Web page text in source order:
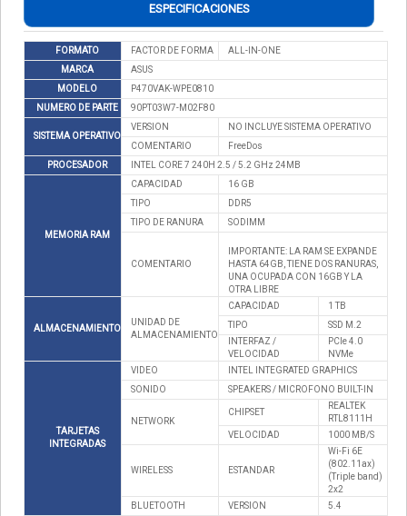
ESPECIFICACIONES
FORMATO FACTOR DE FORMA
ALL-IN-ONE
MARCA
ASUS
MODELO
P470VAK-WPE0810
NUMERO DE PARTE
90PT03W7-M02F80
SISTEMA OPERATIVO
VERSION
NO INCLUYE SISTEMA OPERATIVO
COMENTARIO
FreeDos
PROCESADOR
INTEL CORE 7 240H 2.5 / 5.2 GHz 24MB
MEMORIA RAM
CAPACIDAD
16 GB
TIPO
DDR5
TIPO DE RANURA
SODIMM
COMENTARIO
IMPORTANTE: LA RAM SE EXPANDE
HASTA 64GB, TIENE DOS RANURAS,
UNA OCUPADA CON 16GB Y LA
OTRA LIBRE
ALMACENAMIENTO
UNIDAD DE
ALMACENAMIENTO
CAPACIDAD
1 TB
TIPO
SSD M.2
INTERFAZ /
VELOCIDAD
PCIe 4.0
NVMe
TARJETAS
INTEGRADAS
VIDEO
INTEL INTEGRATED GRAPHICS
SONIDO
SPEAKERS / MICROFONO BUILT-IN
NETWORK
CHIPSET
REALTEK
RTL8111H
VELOCIDAD
1000 MB/S
WIRELESS ESTANDAR
Wi-Fi 6E
(802.11ax)
(Triple band)
2x2
BLUETOOTH
VERSION 5.4